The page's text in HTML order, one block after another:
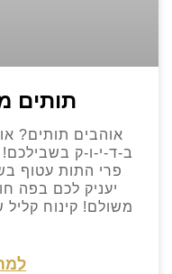
תותים
אוהבים תותים?
פרי התות עטוף
יעניק לכם בפה
משולם! קינוח